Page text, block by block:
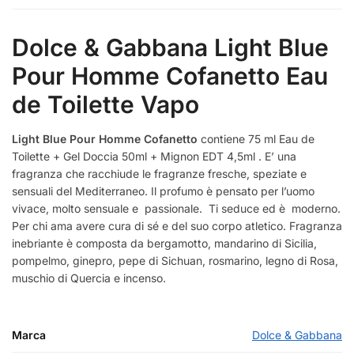
Dolce & Gabbana Light Blue
Pour Homme Cofanetto Eau
de Toilette Vapo
Light Blue Pour Homme Cofanetto contiene 75 ml Eau de
Toilette + Gel Doccia 50ml + Mignon EDT 4,5ml . E’ una
fragranza che racchiude le fragranze fresche, speziate e
sensuali del Mediterraneo. Il profumo è pensato per l’uomo
vivace, molto sensuale e passionale. Ti seduce ed è moderno.
Per chi ama avere cura di sé e del suo corpo atletico. Fragranza
inebriante è composta da bergamotto, mandarino di Sicilia,
pompelmo, ginepro, pepe di Sichuan, rosmarino, legno di Rosa,
muschio di Quercia e incenso.
Marca Dolce & Gabbana